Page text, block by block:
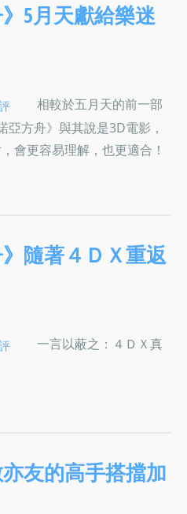
》5月天獻給樂迷
相較於五月天的前一部
方舟》與其說是3D電影，
會更容易理解，也更適合！
》隨著４ＤＸ重返
一言以蔽之：４ＤＸ真
亦友的高手搭擋加